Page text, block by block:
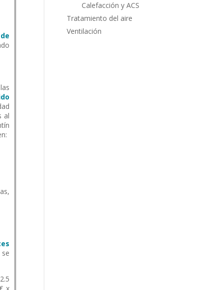
al
Calefacción y ACS
Tratamiento del aire
Ventilación